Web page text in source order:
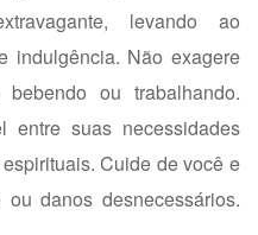
levando ao
indulgência. Não exagere
ou trabalhando.
entre suas necessidades
Cuide de você e
danos desnecessários.